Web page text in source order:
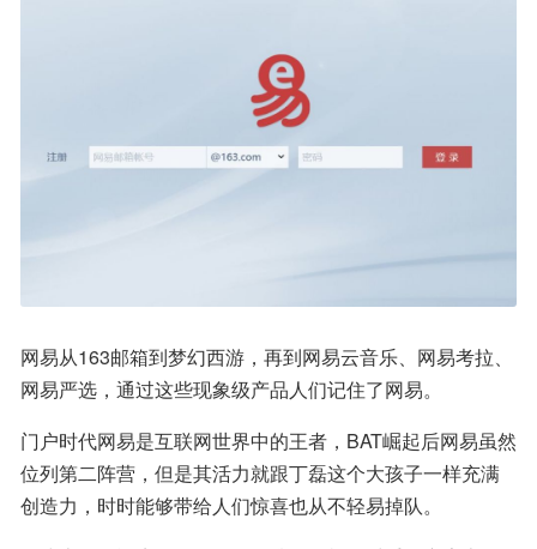
网易从163邮箱到梦幻西游，再到网易云音乐、网易考拉、
网易严选，通过这些现象级产品人们记住了网易。
门户时代网易是互联网世界中的王者，BAT崛起后网易虽然
位列第二阵营，但是其活力就跟丁磊这个大孩子一样充满
创造力，时时能够带给人们惊喜也从不轻易掉队。